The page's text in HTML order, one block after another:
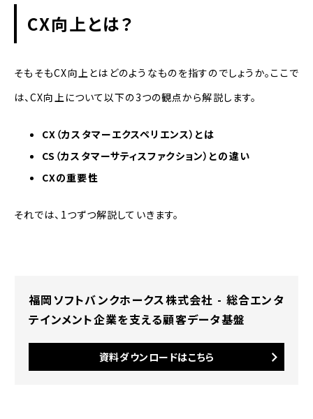
CX向上とは？
そもそもCX向上とはどのようなものを指すのでしょうか。ここで
は、CX向上について以下の3つの観点から解説します。
CX（カスタマーエクスペリエンス）とは
CS（カスタマーサティスファクション）との違い
CXの重要性
それでは、1つずつ解説していきます。
福岡ソフトバンクホークス株式会社 - 総合エンタ
テインメント企業を支える顧客データ基盤
資料ダウンロードはこちら